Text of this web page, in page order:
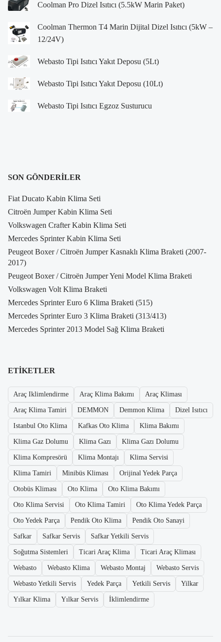
Coolman Pro Dizel Isıtıcı (5.5kW Marin Paket)
Coolman Thermon T4 Marin Dijital Dizel Isıtıcı (5kW –
12/24V)
Webasto Tipi Isıtıcı Yakıt Deposu (5Lt)
Webasto Tipi Isıtıcı Yakıt Deposu (10Lt)
Webasto Tipi Isıtıcı Egzoz Susturucu
SON GÖNDERILER
Fiat Ducato Kabin Klima Seti
Citroën Jumper Kabin Klima Seti
Volkswagen Crafter Kabin Klima Seti
Mercedes Sprinter Kabin Klima Seti
Peugeot Boxer / Citroën Jumper Kasnaklı Klima Braketi (2007-
2017)
Peugeot Boxer / Citroën Jumper Yeni Model Klima Braketi
Volkswagen Volt Klima Braketi
Mercedes Sprinter Euro 6 Klima Braketi (515)
Mercedes Sprinter Euro 3 Klima Braketi (313/413)
Mercedes Sprinter 2013 Model Sağ Klima Braketi
ETIKETLER
Araç Iklimlendirme Araç Klima Bakımı Araç Kliması
Araç Klima Tamiri DEMMON Demmon Klima Dizel Isıtıcı
Istanbul Oto Klima Kafkas Oto Klima Klima Bakımı
Klima Gaz Dolumu Klima Gazı Klima Gazı Dolumu
Klima Kompresörü Klima Montajı Klima Servisi
Klima Tamiri Minibüs Kliması Orijinal Yedek Parça
Otobüs Kliması Oto Klima Oto Klima Bakımı
Oto Klima Servisi Oto Klima Tamiri Oto Klima Yedek Parça
Oto Yedek Parça Pendik Oto Klima Pendik Oto Sanayi
Safkar Safkar Servis Safkar Yetkili Servis
Soğutma Sistemleri Ticari Araç Klima Ticari Araç Kliması
Webasto Webasto Klima Webasto Montaj Webasto Servis
Webasto Yetkili Servis Yedek Parça Yetkili Servis Yilkar
Yılkar Klima Yılkar Servis İklimlendirme